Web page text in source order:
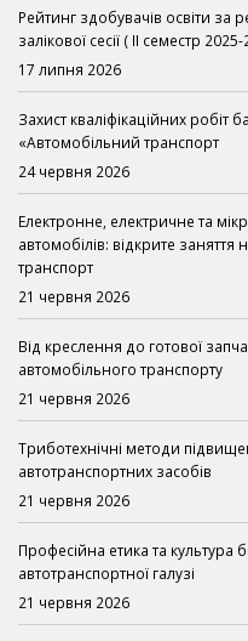
Рейтинг здобувачів освіти за
залікової сесії ( ІІ семестр
17 липня 2026
Захист кваліфікаційних робіт
«Автомобільний транспорт
24 червня 2026
Електронне, електричне та
автомобілів: відкрите
транспорт
21 червня 2026
Від креслення до готової
автомобільного транспорту
21 червня 2026
Триботехнічні методи
автотранспортних засобів
21 червня 2026
Професійна етика та культура
автотранспортної галузі
21 червня 2026